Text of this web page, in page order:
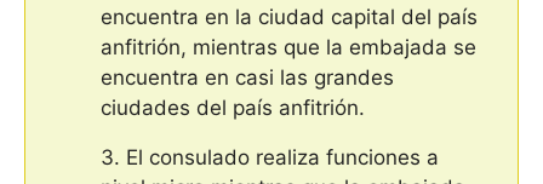
encuentra en la ciudad capital del país
anfitrión, mientras que la embajada se
encuentra en casi las grandes
ciudades del país anfitrión.
El consulado realiza funciones a